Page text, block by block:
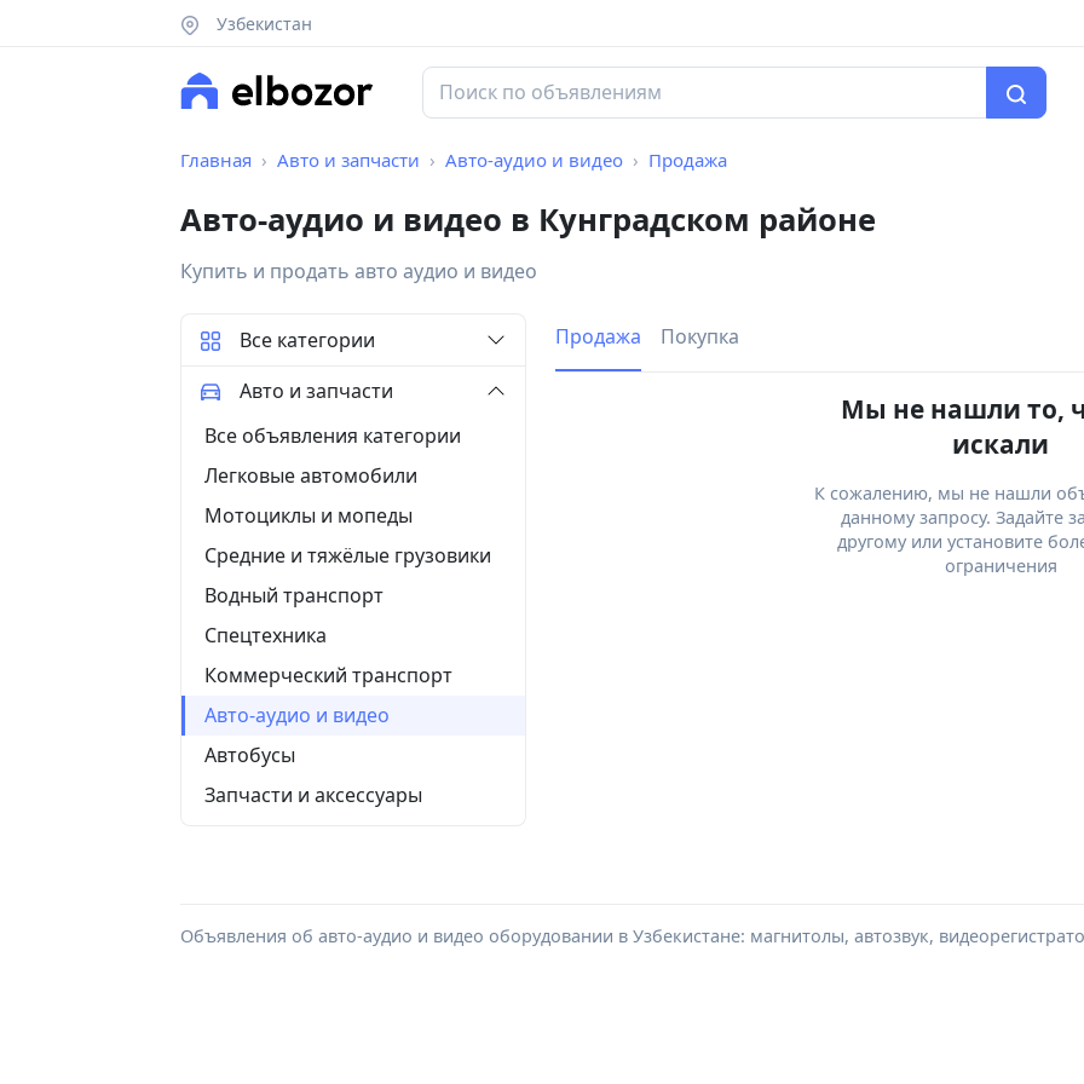
Узбекистан
Главная Авто и запчасти Авто-аудио и видео Продажа
Авто-аудио и видео в Кунградском районе
Купить и продать авто аудио и видео
Продажа Покупка
Мы не нашли то,
искали
К сожалению, мы не нашли
данному запросу. Задайте
другому или установите
ограничения
Все категории
Авто и запчасти
Все объявления категории
Легковые автомобили
Мотоциклы и мопеды
Средние и тяжёлые грузовики
Водный транспорт
Спецтехника
Коммерческий транспорт
Авто-аудио и видео
Автобусы
Запчасти и аксессуары
Объявления об авто-аудио и видео оборудовании в Узбекистане: магнитолы, автозвук,